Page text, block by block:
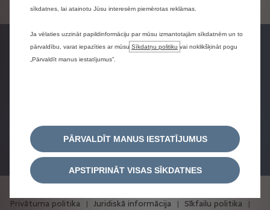
cenas. Lai iegūtu precīzu informāciju un galīgo cenu, lūdzu,
Rezervējiet
pakalpojumu
Privātuma politika Juridiskā informācija Sīkfailu politika
sīkdatnes, lai atainotu Jūsu interesēm piemērotas reklāmas.
Ja vēlaties uzzināt papildinformāciju par mūsu izmantotajām sīkdatnēm un to
pārvaldību, varat iepazīties ar mūsu Sīkdatņu politiku vai noklikšķināt pogu
„Pārvaldīt manus iestatījumus”.
PĀRVALDĪT MANUS IESTATĪJUMUS
APSTIPRINĀT VISAS SĪKDATNES